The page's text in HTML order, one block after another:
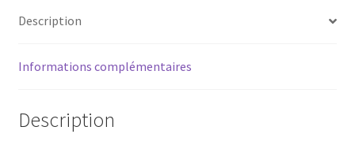
Description
Informations complémentaires
Description